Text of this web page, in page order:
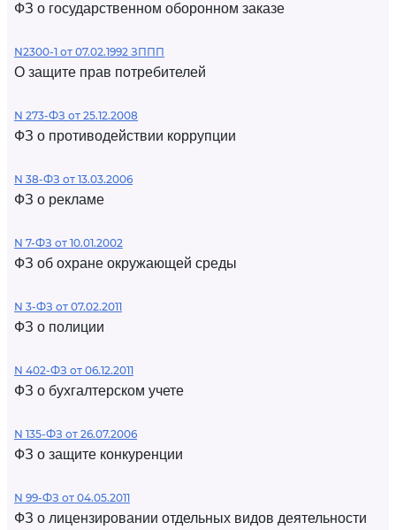
ФЗ о государственном оборонном заказе
N2300-1 от 07.02.1992 ЗППП
О защите прав потребителей
N 273-ФЗ от 25.12.2008
ФЗ о противодействии коррупции
N 38-ФЗ от 13.03.2006
ФЗ о рекламе
N 7-ФЗ от 10.01.2002
ФЗ об охране окружающей среды
N 3-ФЗ от 07.02.2011
ФЗ о полиции
N 402-ФЗ от 06.12.2011
ФЗ о бухгалтерском учете
N 135-ФЗ от 26.07.2006
ФЗ о защите конкуренции
N 99-ФЗ от 04.05.2011
ФЗ о лицензировании отдельных видов деятельности